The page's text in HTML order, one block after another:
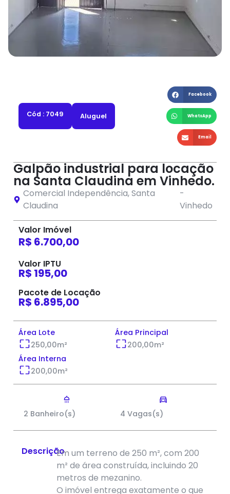
Cód : 7049 Aluguel
Facebook
WhatsApp
Email
Galpão industrial para locação
na Santa Claudina em Vinhedo.
Comercial Independência,Santa
Claudina
-
Vinhedo
Valor Imóvel
R$ 6.700,00
Valor IPTU
R$ 195,00
Pacote de Locação
R$ 6.895,00
Área Lote
250,00m²
Área Principal
200,00m²
Área Interna
200,00m²
2 Banheiro(s) 4 Vagas(s)
DescriçãoEm um terreno de 250 m², com 200
m² de área construída, incluindo 20
metros de mezanino.
O imóvel entrega exatamente o que